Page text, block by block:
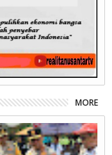
MORE